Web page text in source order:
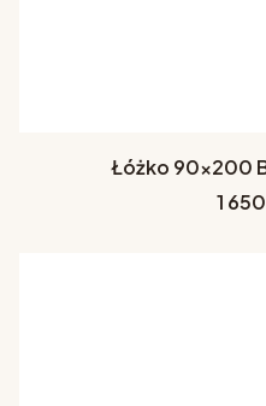
Łóżko 90x200
Cena
1